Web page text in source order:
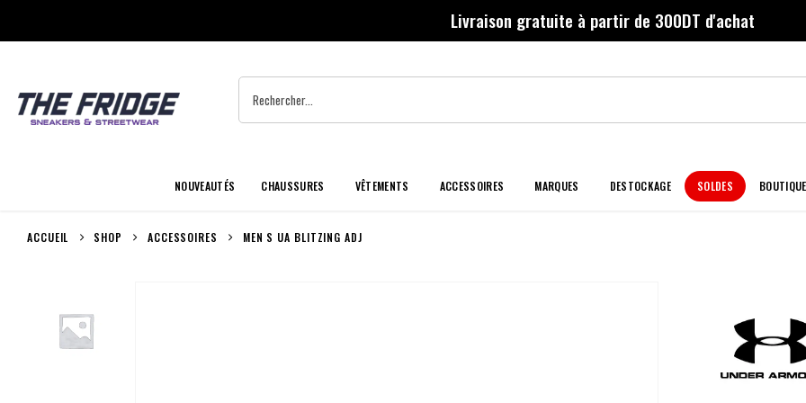
Livraison gratuite à partir de 300DT d'achat
NOUVEAUTÉS CHAUSSURES VÊTEMENTS ACCESSOIRES MARQUES DESTOCKAGE SOLDES
ACCUEIL SHOP ACCESSOIRES MEN S UA BLITZING ADJ